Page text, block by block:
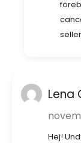
Lena
Hej!